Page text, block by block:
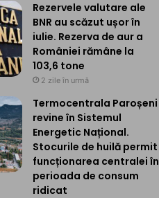
Rezervele valutare ale
BNR au scăzut ușor în
iulie. Rezerva de aur a
României rămâne la
103,6 tone
2 zile în urmă
Termocentrala Paroșeni
revine în Sistemul
Energetic Național.
Stocurile de huilă permit
funcționarea centralei în
perioada de consum
ridicat